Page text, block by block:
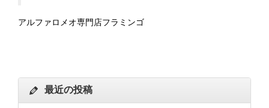
アルファロメオ専門店フラミンゴ
最近の投稿